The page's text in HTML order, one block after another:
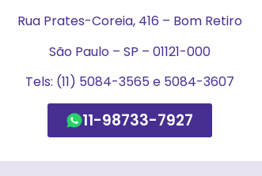
Rua Prates-Coreia, 416 – Bom Retiro
São Paulo – SP – 01121-000
Tels: (11) 5084-3565 e 5084-3607
11-98733-7927